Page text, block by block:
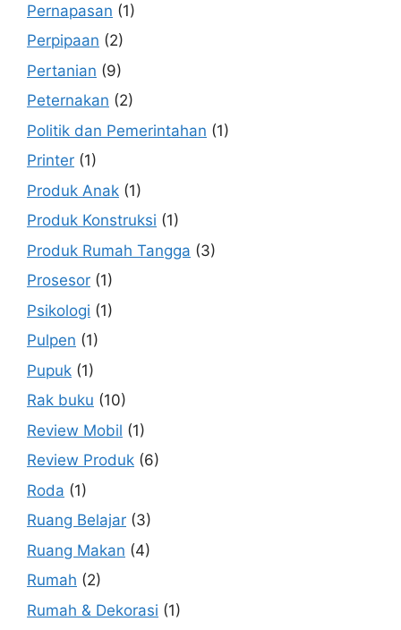
Pernapasan (1)
Perpipaan (2)
Pertanian (9)
Peternakan (2)
Politik dan Pemerintahan (1)
Printer (1)
Produk Anak (1)
Produk Konstruksi (1)
Produk Rumah Tangga (3)
Prosesor (1)
Psikologi (1)
Pulpen (1)
Pupuk (1)
Rak buku (10)
Review Mobil (1)
Review Produk (6)
Roda (1)
Ruang Belajar (3)
Ruang Makan (4)
Rumah (2)
Rumah & Dekorasi (1)